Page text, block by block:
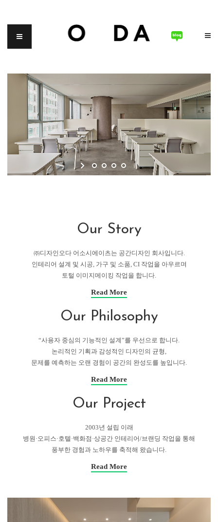
Our Story
㈜디자인오다 어소시에이츠는 공간디자인 회사입니다.
인테리어 설계 및 시공, 가구 및 소품, CI 작업을 아우르며
토털 이미지메이킹 작업을 합니다.
Read More
Our Philosophy
“사용자 중심의 기능적인 설계”를 우선으로 합니다.
논리적인 기획과 감성적인 디자인의 균형,
문제를 예측하는 오랜 경험이 공간의 완성도를 높입니다.
Read More
Our Project
2003년 설립 이래
병원·오피스·호텔·백화점·상공간 인테리어/브랜딩 작업을 통해
풍부한 경험과 노하우를 축적해 왔습니다.
Read More